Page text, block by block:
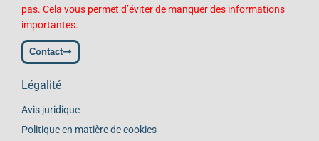
pas. Cela vous permet d’éviter de manquer des informations
importantes.
Contact
Légalité
Avis juridique
Politique en matière de cookies